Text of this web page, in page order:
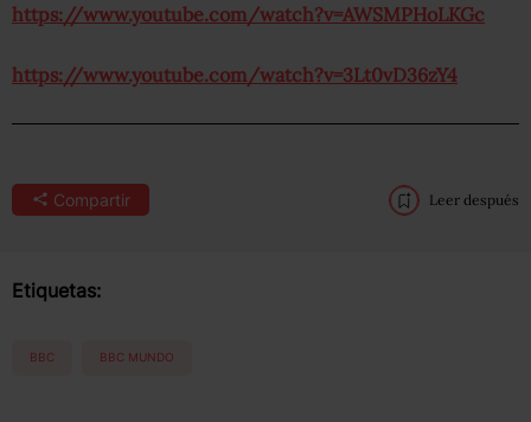
https://www.youtube.com/watch?v=AWSMPHoLKGc
https://www.youtube.com/watch?v=3Lt0vD36zY4
Compartir Leer después
Etiquetas:
BBC BBC MUNDO